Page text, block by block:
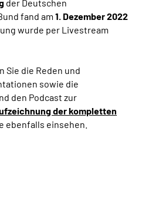
der Deutschen
fand am 1. Dezember 2022
wurde per Livestream
Sie die Reden und
sowie die
den Podcast zur
der kompletten
ebenfalls einsehen.